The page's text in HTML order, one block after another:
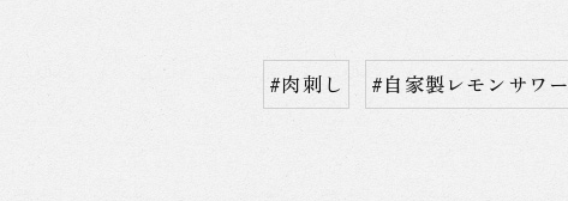
#肉刺し #自家製レモンサワー